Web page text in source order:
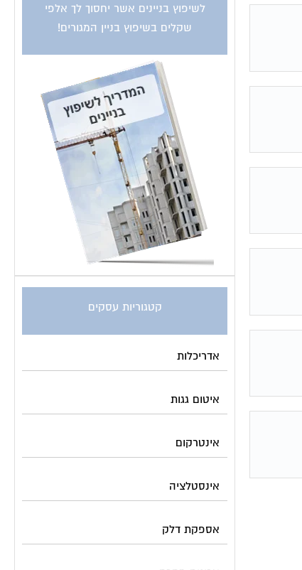
לשיפוץ בניינים אשר יחסוך לך אלפי
שקלים בשיפוץ בניין המגורים!
קטגוריות עסקים
אדריכלות
איטום גגות
אינטרקום
אינסטלציה
אספקת דלק